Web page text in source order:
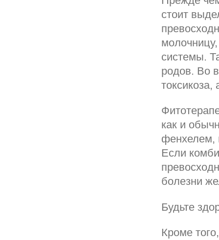
стоит
системы.
родов. Во
как и
фенхелем,
Если
болезни
Будьте
Кроме